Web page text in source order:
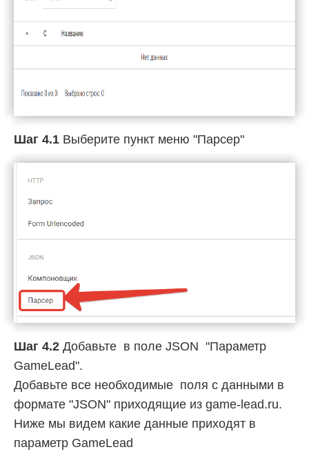
Шаг 4.1 Выберите пункт меню "Парсер"
Шаг 4.2 Добавьте в поле JSON "Параметр
GameLead".
Добавьте все необходимые поля с данными в
формате "JSON" приходящие из game-lead.ru.
Ниже мы видем какие данные приходят в
параметр GameLead